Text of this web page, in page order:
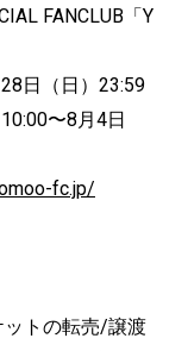
FANCLUB「Y
日（日）23:59
〜8月4日
fc.jp/
トの転売/譲渡